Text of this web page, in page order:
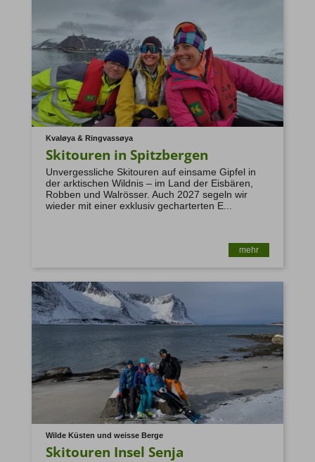
ruv@ruv.de
www.umsetzung-richtlinie-eu2015-
Kvaløya & Ringvassøya
Skitouren in Spitzbergen
Unvergessliche Skitouren auf einsame Gipfel in
der arktischen Wildnis – im Land der Eisbären,
Robben und Walrösser. Auch 2027 segeln wir
wieder mit einer exklusiv gecharterten E...
mehr
Wilde Küsten und weisse Berge
Skitouren Insel Senja